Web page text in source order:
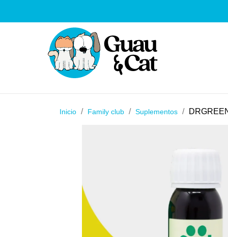
Inicio Family club Suplementos